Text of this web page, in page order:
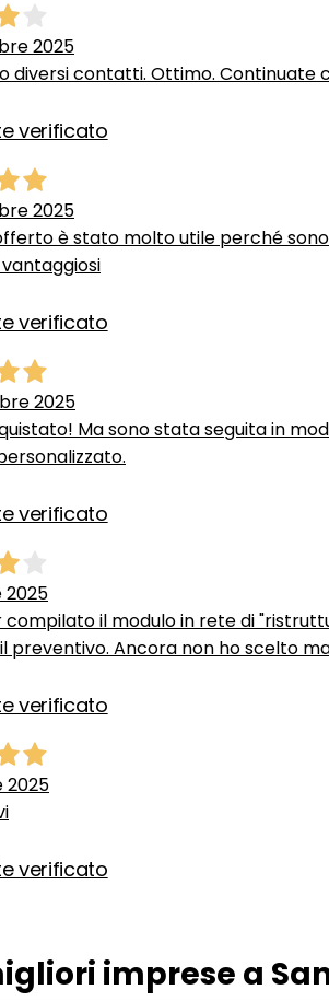
2025
diversi contatti. Ottimo. Continuate
verificato
2025
è stato molto utile perché
verificato
2025
Ma sono stata seguita in
verificato
2025
compilato il modulo in rete di
preventivo. Ancora non ho scelto
verificato
2025
verificato
imprese a